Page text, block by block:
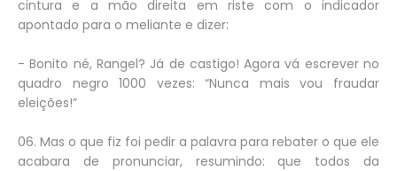
cintura e a mão direita em riste com o indicador
apontado para o meliante e dizer:
- Bonito né, Rangel? Já de castigo! Agora vá escrever no
quadro negro 1000 vezes: “Nunca mais vou fraudar
eleições!”
06. Mas o que fiz foi pedir a palavra para rebater o que ele
acabara de pronunciar, resumindo: que todos da